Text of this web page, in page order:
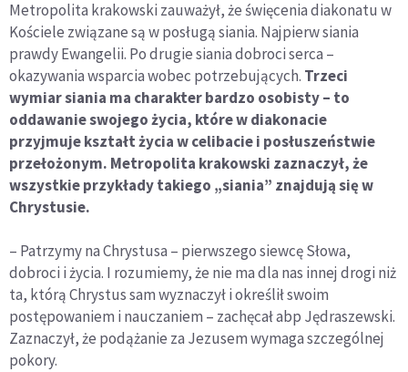
Metropolita krakowski zauważył, że święcenia diakonatu w
Kościele związane są w posługą siania. Najpierw siania
prawdy Ewangelii. Po drugie siania dobroci serca –
okazywania wsparcia wobec potrzebujących. Trzeci
wymiar siania ma charakter bardzo osobisty – to
oddawanie swojego życia, które w diakonacie
przyjmuje kształt życia w celibacie i posłuszeństwie
przełożonym. Metropolita krakowski zaznaczył, że
wszystkie przykłady takiego „siania” znajdują się w
Chrystusie.
– Patrzymy na Chrystusa – pierwszego siewcę Słowa,
dobroci i życia. I rozumiemy, że nie ma dla nas innej drogi niż
ta, którą Chrystus sam wyznaczył i określił swoim
postępowaniem i nauczaniem – zachęcał abp Jędraszewski.
Zaznaczył, że podążanie za Jezusem wymaga szczególnej
pokory.